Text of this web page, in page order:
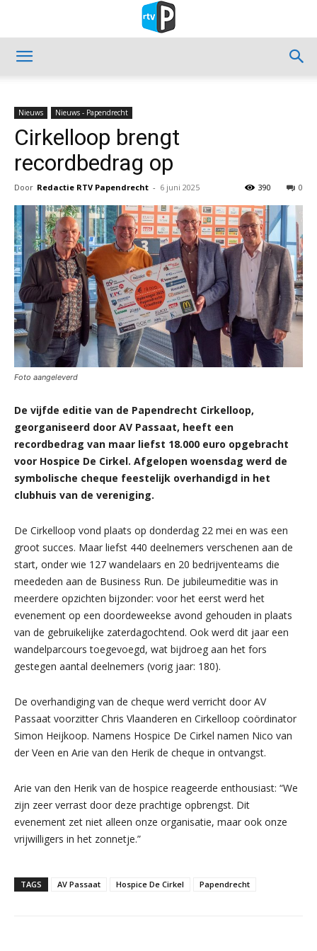
Nieuws Nieuws - Papendrecht
Cirkelloop brengt
recordbedrag op
Door Redactie RTV Papendrecht - 6 juni 2025 0
390
Foto aangeleverd
De vijfde editie van de Papendrecht Cirkelloop,
georganiseerd door AV Passaat, heeft een
recordbedrag van maar liefst 18.000 euro opgebracht
voor Hospice De Cirkel. Afgelopen woensdag werd de
symbolische cheque feestelijk overhandigd in het
clubhuis van de vereniging.
De Cirkelloop vond plaats op donderdag 22 mei en was een
groot succes. Maar liefst 440 deelnemers verschenen aan de
start, onder wie 127 wandelaars en 20 bedrijventeams die
meededen aan de Business Run. De jubileumeditie was in
meerdere opzichten bijzonder: voor het eerst werd het
evenement op een doordeweekse avond gehouden in plaats
van de gebruikelijke zaterdagochtend. Ook werd dit jaar een
wandelparcours toegevoegd, wat bijdroeg aan het fors
gestegen aantal deelnemers (vorig jaar: 180).
De overhandiging van de cheque werd verricht door AV
Passaat voorzitter Chris Vlaanderen en Cirkelloop coördinator
Simon Heijkoop. Namens Hospice De Cirkel namen Nico van
der Veen en Arie van den Herik de cheque in ontvangst.
Arie van den Herik van de hospice reageerde enthousiast: “We
zijn zeer verrast door deze prachtige opbrengst. Dit
evenement zet niet alleen onze organisatie, maar ook onze
vrijwilligers in het zonnetje.”
TAGS AV Passaat Hospice De Cirkel Papendrecht